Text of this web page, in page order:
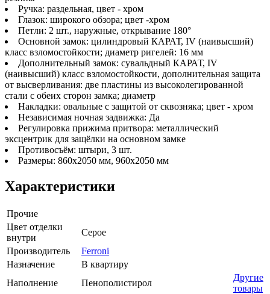
Ручка: раздельная, цвет - хром
Глазок: широкого обзора; цвет -хром
Петли: 2 шт., наружные, открывание 180°
Основной замок: цилиндровый КАРАТ, IV (наивысший)
класс взломостойкости; диаметр ригелей: 16 мм
Дополнительный замок: сувальдный КАРАТ, IV
(наивысший) класс взломостойкости, дополнительная защита
от высверливания: две пластины из высоколегированной
стали с обеих сторон замка; диаметр
Накладки: овальные с защитой от сквозняка; цвет - хром
Независимая ночная задвижка: Да
Регулировка прижима притвора: металлический
эксцентрик для защёлки на основном замке
Противосъём: штыри, 3 шт.
Размеры: 860х2050 мм, 960х2050 мм
Характеристики
Прочие
Цвет отделки
внутри
Серое
Производитель
Ferroni
Назначение
В квартиру
Наполнение
Пенополистирол
Другие
товары